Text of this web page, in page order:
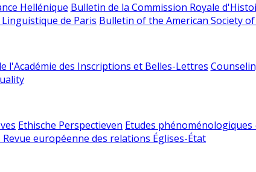
Hellénique Bulletin de la Commission Royale
de Paris Bulletin of the American Society
l'Académie des Inscriptions et Belles-Lettres
Ethische Perspectieven Etudes
européenne des relations Églises-État